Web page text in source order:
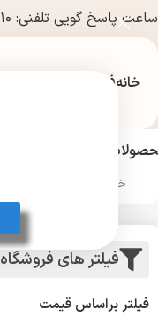
ساعت پاسخ گویی تلفنی: ۱۰ الی ۲۲
خانهفروشگاه
آرایشی و بهداشتی
خانه
فیلتر های فروشگاه
فیلتر براساس قیمت